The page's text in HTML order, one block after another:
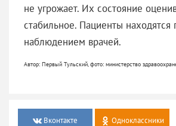
не угрожает. Их состояние
стабильное. Пациенты находятся
наблюдением врачей.
Автор: Первый Тульский, фото: министерство
Вконтакте Одноклассники